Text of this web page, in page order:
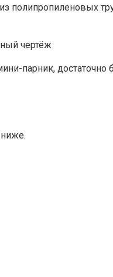
полипропиленовых
чертёж
парник, достаточно